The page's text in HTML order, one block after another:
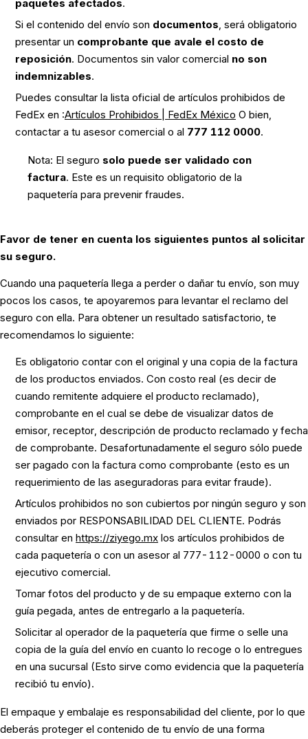
paquetes afectados.
Si el contenido del envío son documentos, será obligatorio
presentar un comprobante que avale el costo de
reposición. Documentos sin valor comercial no son
indemnizables.
Puedes consultar la lista oficial de artículos prohibidos de
FedEx en :Artículos Prohibidos | FedEx México O bien,
contactar a tu asesor comercial o al 777 112 0000.
Nota: El seguro solo puede ser validado con
factura. Este es un requisito obligatorio de la
paquetería para prevenir fraudes.
Favor de tener en cuenta los siguientes puntos al solicitar
su seguro.
Cuando una paquetería llega a perder o dañar tu envío, son muy
pocos los casos, te apoyaremos para levantar el reclamo del
seguro con ella. Para obtener un resultado satisfactorio, te
recomendamos lo siguiente:
Es obligatorio contar con el original y una copia de la factura
de los productos enviados. Con costo real (es decir de
cuando remitente adquiere el producto reclamado),
comprobante en el cual se debe de visualizar datos de
emisor, receptor, descripción de producto reclamado y fecha
de comprobante. Desafortunadamente el seguro sólo puede
ser pagado con la factura como comprobante (esto es un
requerimiento de las aseguradoras para evitar fraude).
Artículos prohibidos no son cubiertos por ningún seguro y son
enviados por RESPONSABILIDAD DEL CLIENTE. Podrás
consultar en https://ziyego.mx los artículos prohibidos de
cada paquetería o con un asesor al 777-112-0000 o con tu
ejecutivo comercial.
Tomar fotos del producto y de su empaque externo con la
guía pegada, antes de entregarlo a la paquetería.
Solicitar al operador de la paquetería que firme o selle una
copia de la guía del envío en cuanto lo recoge o lo entregues
en una sucursal (Esto sirve como evidencia que la paquetería
recibió tu envío).
El empaque y embalaje es responsabilidad del cliente, por lo que
deberás proteger el contenido de tu envío de una forma